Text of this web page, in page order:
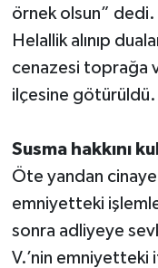
örnek olsun” dedi.
Helallik alınıp
cenazesi toprağa
ilçesine götürüldü.
Susma hakkını
Öte yandan cinayet
emniyetteki
sonra adliyeye
V.’nin emniyetteki